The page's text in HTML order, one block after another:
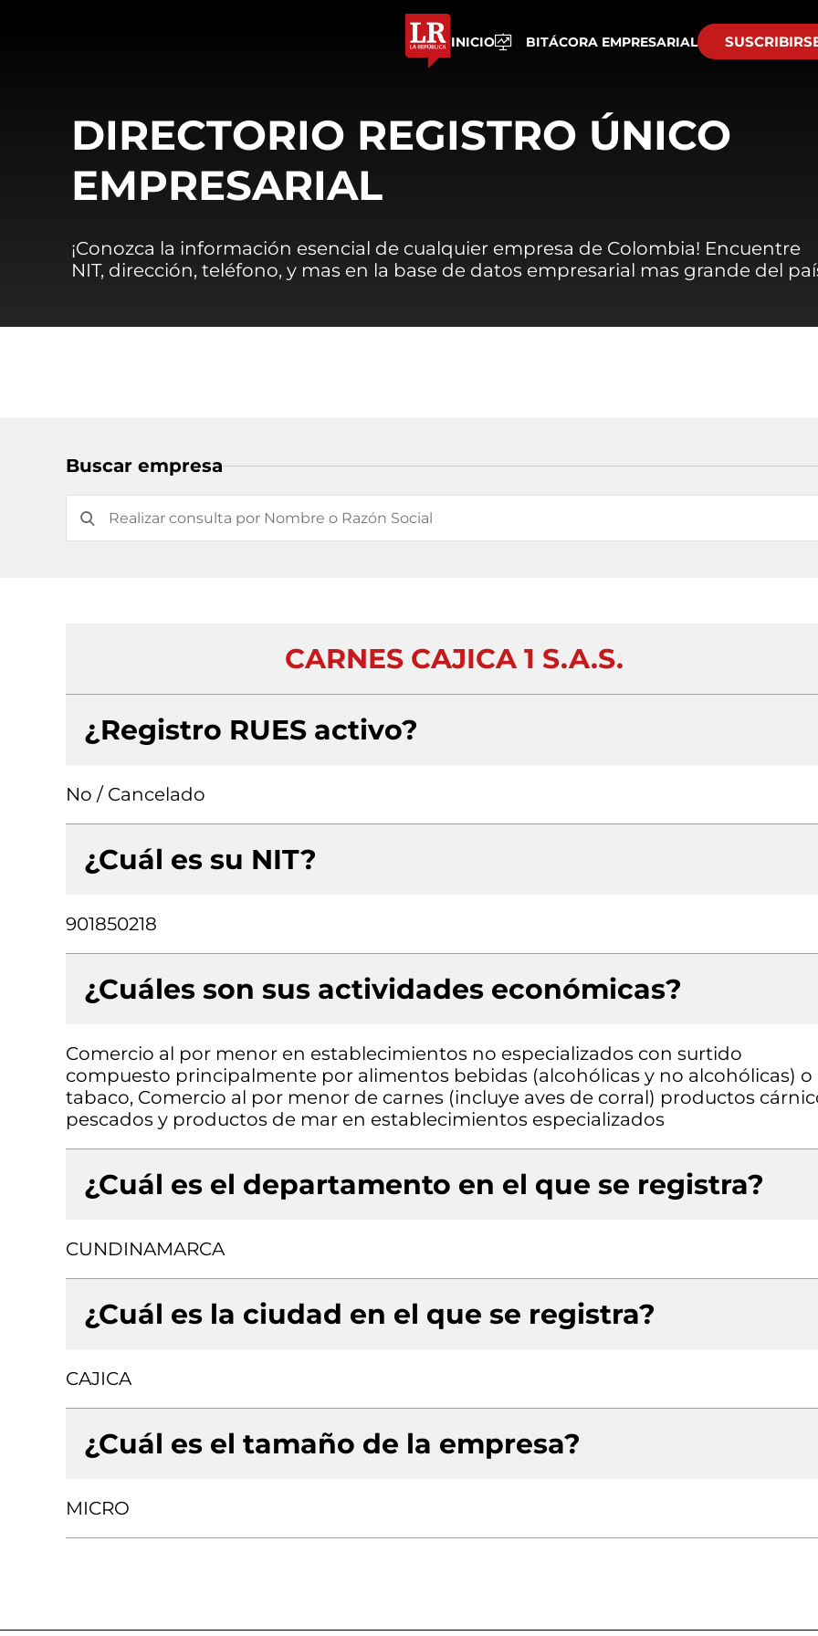
INICIO BITÁCORA EMPRESARIAL
DIRECTORIO REGISTRO ÚNICO
EMPRESARIAL
¡Conozca la información esencial de cualquier empresa de Colombia! Encuentre
NIT, dirección, teléfono, y mas en la base de datos empresarial mas grande del
Buscar empresa
CARNES CAJICA 1 S.A.S.
¿Registro RUES activo?
No / Cancelado
¿Cuál es su NIT?
901850218
¿Cuáles son sus actividades económicas?
Comercio al por menor en establecimientos no especializados con surtido
compuesto principalmente por alimentos bebidas (alcohólicas y no alcohólicas) o
tabaco, Comercio al por menor de carnes (incluye aves de corral) productos
pescados y productos de mar en establecimientos especializados
¿Cuál es el departamento en el que se registra?
CUNDINAMARCA
¿Cuál es la ciudad en el que se registra?
CAJICA
¿Cuál es el tamaño de la empresa?
MICRO